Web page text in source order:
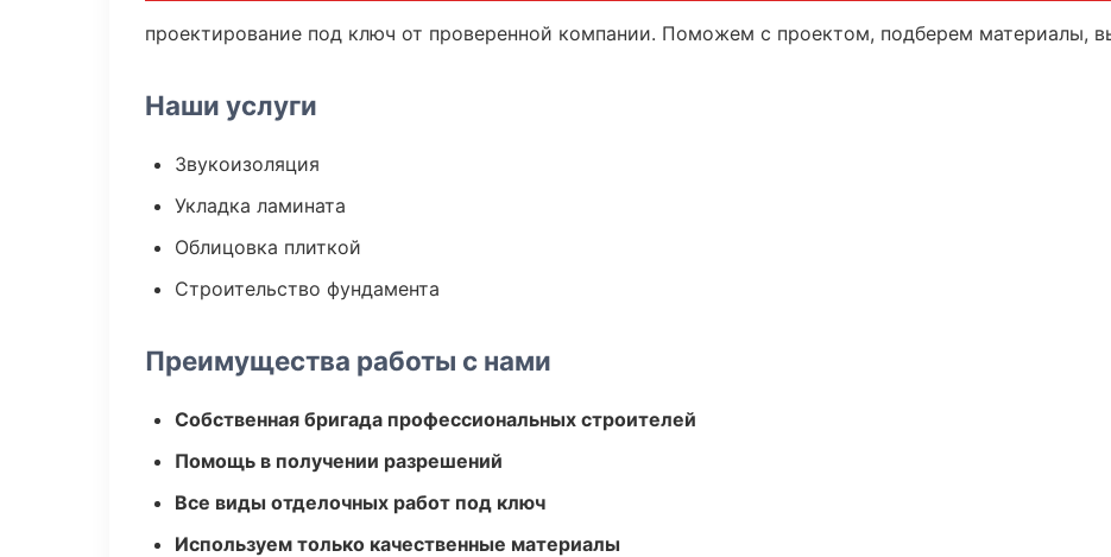
проектирование под ключ от проверенной компании. Поможем с проектом, подберем материалы,
Наши услуги
Звукоизоляция
Укладка ламината
Облицовка плиткой
Строительство фундамента
Преимущества работы с нами
Собственная бригада профессиональных строителей
Помощь в получении разрешений
Все виды отделочных работ под ключ
Используем только качественные материалы